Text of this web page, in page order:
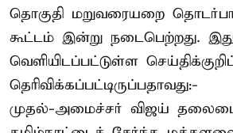
தொகுதி மறுவரையறை
கூட்டம் இன்று நடைபெற்றது.
வெளியிடப்பட்டுள்ள
தெரிவிக்கப்பட்டிருப்பதாவது:-
முதல்-அமைச்சர் விஜய்